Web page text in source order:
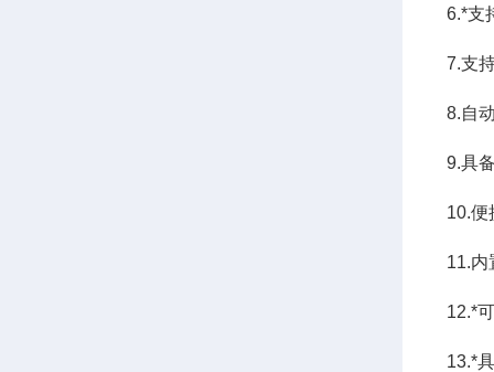
6.*支
7.支
8.自
9.具
10.便
11.内
12.*
13.*